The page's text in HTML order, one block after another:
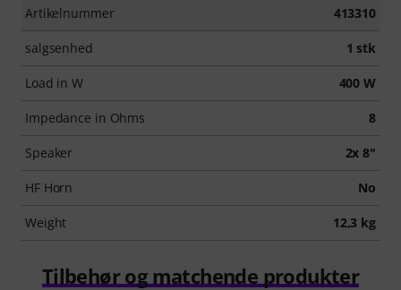
Artikelnummer 413310
salgsenhed 1 stk
Load in W 400 W
Impedance in Ohms 8
Speaker 2x 8"
HF Horn No
Weight 12,3 kg
Tilbehør og matchende produkter